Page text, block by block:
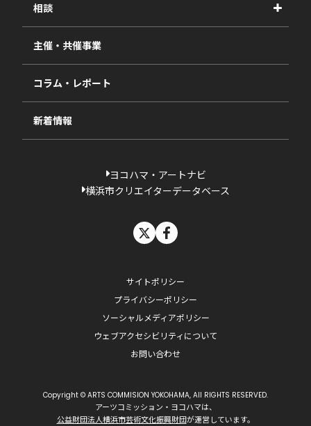
2025年度
2024年度
2023年度
過去の採択一覧
相談
視察・ヒアリング・研究
相談依頼フォーム
主催・共催事業
コラム・レポート
新着情報
ヨコハマ・アートナビ
横浜市クリエイターデータベース
サイトポリシー
プライバシーポリシー
ソーシャルメディアポリシー
ウェブアクセシビリティについて
お問い合わせ
Copyright © ARTS COMMISION YOKOHAMA, All RIGHTS RESERVED.
アーツコミッション・ヨコハマは、
公益財団法人横浜市芸術文化振興財団が運営しています。